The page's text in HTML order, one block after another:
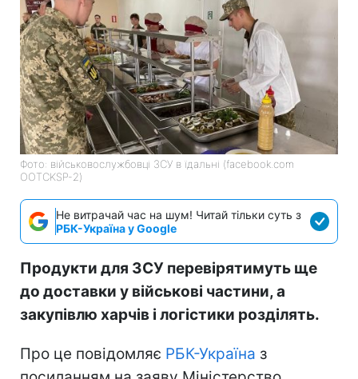
Фото: військовослужбовці ЗСУ в їдальні (facebook.com
OOTCKSP-2)
Не витрачай час на шум! Читай тільки суть з
РБК-Україна у Google
Продукти для ЗСУ перевірятимуть ще
до доставки у військові частини, а
закупівлю харчів і логістики розділять.
Про це повідомляє РБК-Україна з